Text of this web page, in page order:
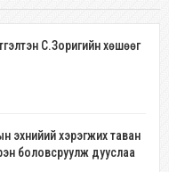
С.Зоригийн хөшөөг
эхнийий хэрэгжих таван
боловсруулж дууслаа